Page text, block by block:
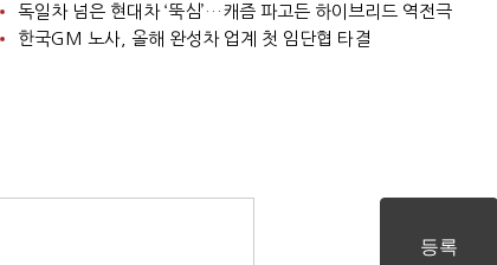
독일차 넘은 현대차 ‘뚝심’…캐즘 파고든 하이브리드 역전극
한국GM 노사, 올해 완성차 업계 첫 임단협 타결